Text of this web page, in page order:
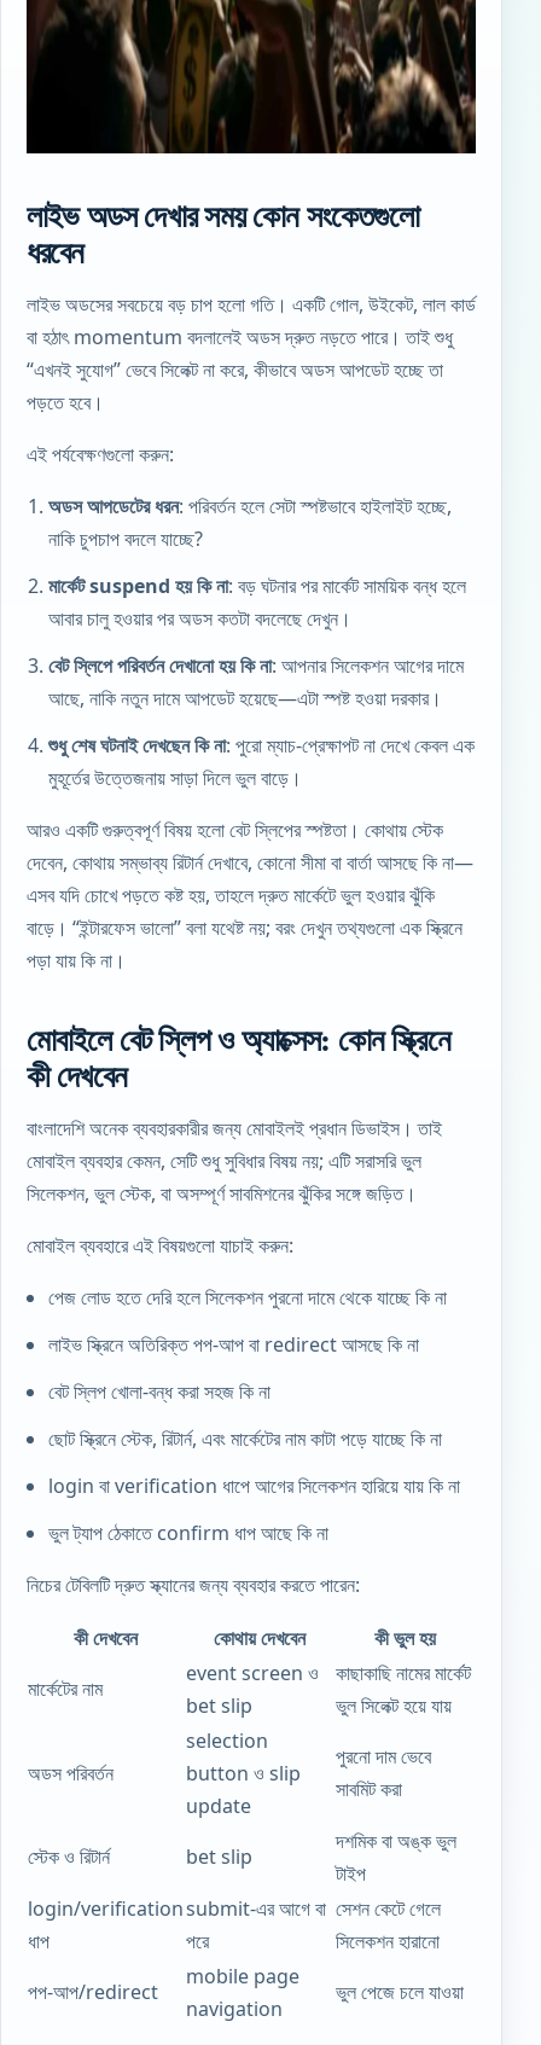
লাইভ অডস দেখার সময় কোন সংকেতগুলো
ধরবেন
লাইভ অডসের সবচেয়ে বড় চাপ হলো গতি। একটি গোল, উইকেট, লাল কার্ড
বা হঠাৎ momentum বদলালেই অডস দ্রুত নড়তে পারে। তাই শুধু
“এখনই সুযোগ” ভেবে সিলেক্ট না করে, কীভাবে অডস আপডেট হচ্ছে তা
পড়তে হবে।
এই পর্যবেক্ষণগুলো করুন:
অডস আপডেটের ধরন: পরিবর্তন হলে সেটা স্পষ্টভাবে হাইলাইট হচ্ছে,
নাকি চুপচাপ বদলে যাচ্ছে?
মার্কেট suspend হয় কি না: বড় ঘটনার পর মার্কেট সাময়িক বন্ধ হলে
আবার চালু হওয়ার পর অডস কতটা বদলেছে দেখুন।
বেট স্লিপে পরিবর্তন দেখানো হয় কি না: আপনার সিলেকশন আগের দামে
আছে, নাকি নতুন দামে আপডেট হয়েছে—এটা স্পষ্ট হওয়া দরকার।
শুধু শেষ ঘটনাই দেখছেন কি না: পুরো ম্যাচ-প্রেক্ষাপট না দেখে কেবল এক
মুহূর্তের উত্তেজনায় সাড়া দিলে ভুল বাড়ে।
আরও একটি গুরুত্বপূর্ণ বিষয় হলো বেট স্লিপের স্পষ্টতা। কোথায় স্টেক
দেবেন, কোথায় সম্ভাব্য রিটার্ন দেখাবে, কোনো সীমা বা বার্তা আসছে কি না—
এসব যদি চোখে পড়তে কষ্ট হয়, তাহলে দ্রুত মার্কেটে ভুল হওয়ার ঝুঁকি
বাড়ে। “ইন্টারফেস ভালো” বলা যথেষ্ট নয়; বরং দেখুন তথ্যগুলো এক স্ক্রিনে
পড়া যায় কি না।
মোবাইলে বেট স্লিপ ও অ্যাক্সেস: কোন স্ক্রিনে
কী দেখবেন
বাংলাদেশি অনেক ব্যবহারকারীর জন্য মোবাইলই প্রধান ডিভাইস। তাই
মোবাইল ব্যবহার কেমন, সেটি শুধু সুবিধার বিষয় নয়; এটি সরাসরি ভুল
সিলেকশন, ভুল স্টেক, বা অসম্পূর্ণ সাবমিশনের ঝুঁকির সঙ্গে জড়িত।
মোবাইল ব্যবহারে এই বিষয়গুলো যাচাই করুন:
পেজ লোড হতে দেরি হলে সিলেকশন পুরনো দামে থেকে যাচ্ছে কি না
লাইভ স্ক্রিনে অতিরিক্ত পপ-আপ বা redirect আসছে কি না
বেট স্লিপ খোলা-বন্ধ করা সহজ কি না
ছোট স্ক্রিনে স্টেক, রিটার্ন, এবং মার্কেটের নাম কাটা পড়ে যাচ্ছে কি না
login বা verification ধাপে আগের সিলেকশন হারিয়ে যায় কি না
ভুল ট্যাপ ঠেকাতে confirm ধাপ আছে কি না
নিচের টেবিলটি দ্রুত স্ক্যানের জন্য ব্যবহার করতে পারেন:
কী দেখবেন
কোথায় দেখবেন
কী ভুল হয়
মার্কেটের নাম
event screen ও
bet slip
কাছাকাছি নামের মার্কেট
ভুল সিলেক্ট হয়ে যায়
অডস পরিবর্তন
selection
button ও slip
update
পুরনো দাম ভেবে
সাবমিট করা
স্টেক ও রিটার্ন bet slip
দশমিক বা অঙ্ক ভুল
টাইপ
login/verification
ধাপ
submit-এর আগে বা
পরে
সেশন কেটে গেলে
সিলেকশন হারানো
পপ-আপ/redirect
mobile page
navigation
ভুল পেজে চলে যাওয়া